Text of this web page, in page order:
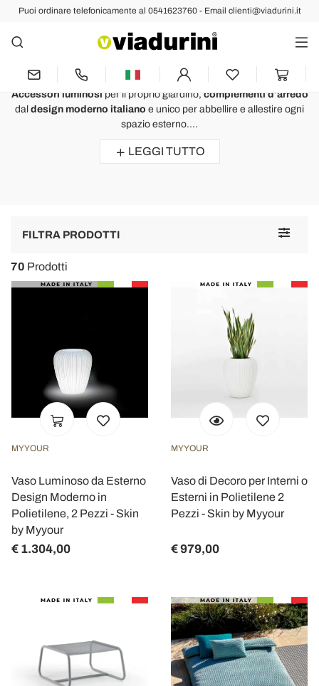
Puoi ordinare telefonicamente al 0541623760 - Email clienti@viadurini.it
Idee per Giardino e Accessori da
Giardino di Design Italiano
Accessori luminosiper il proprio giardino,complementi d'arredo
dal design moderno italiano e unico per abbellire e allestire ogni
spazio esterno....
LEGGI TUTTO
Toggle
FILTRA PRODOTTI
70 Prodotti
MYYOUR
Vaso Luminoso da Esterno
Design Moderno in
Polietilene, 2 Pezzi - Skin
by Myyour
€ 1.304,00
MYYOUR
Vaso di Decoro per Interni o
Esterni in Polietilene 2
Pezzi - Skin by Myyour
€ 979,00